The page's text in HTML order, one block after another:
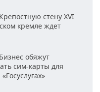
Крепостную стену XVI
кремле ждет
обяжут
сим-карты для